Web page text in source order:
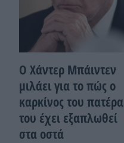
Ο Χάντερ Μπάιντεν
μιλάει για το πώς ο
καρκίνος του πατέρα
του έχει εξαπλωθεί
στα οστά